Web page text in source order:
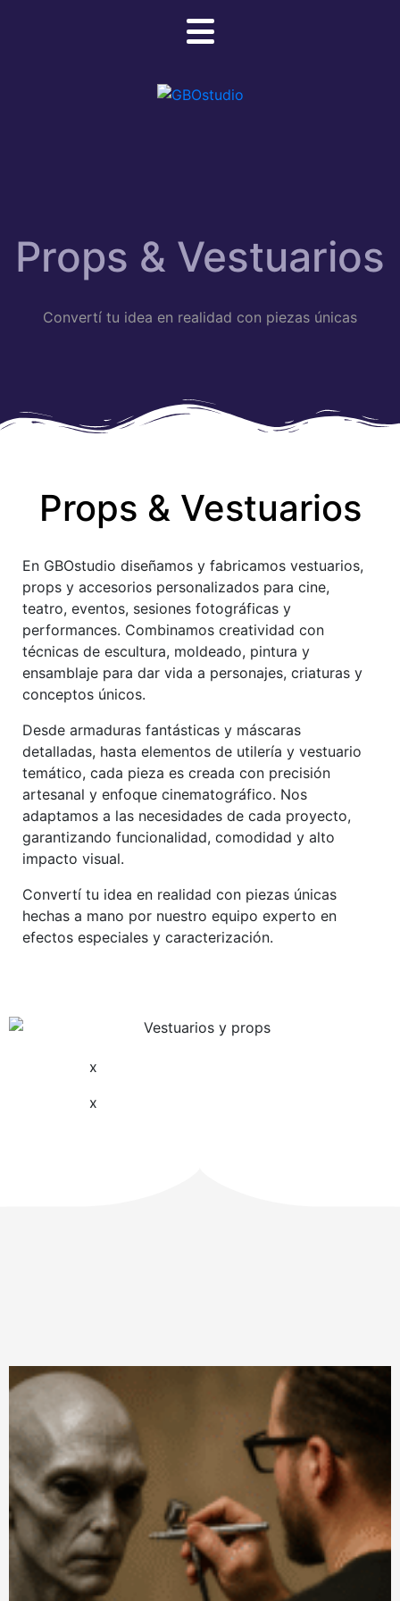
Props & Vestuarios
Convertí tu idea en realidad con piezas únicas
Props & Vestuarios
En GBOstudio diseñamos y fabricamos vestuarios,
props y accesorios personalizados para cine,
teatro, eventos, sesiones fotográficas y
performances. Combinamos creatividad con
técnicas de escultura, moldeado, pintura y
ensamblaje para dar vida a personajes, criaturas y
conceptos únicos.
Desde armaduras fantásticas y máscaras
detalladas, hasta elementos de utilería y vestuario
temático, cada pieza es creada con precisión
artesanal y enfoque cinematográfico. Nos
adaptamos a las necesidades de cada proyecto,
garantizando funcionalidad, comodidad y alto
impacto visual.
Convertí tu idea en realidad con piezas únicas
hechas a mano por nuestro equipo experto en
efectos especiales y caracterización.
x
x